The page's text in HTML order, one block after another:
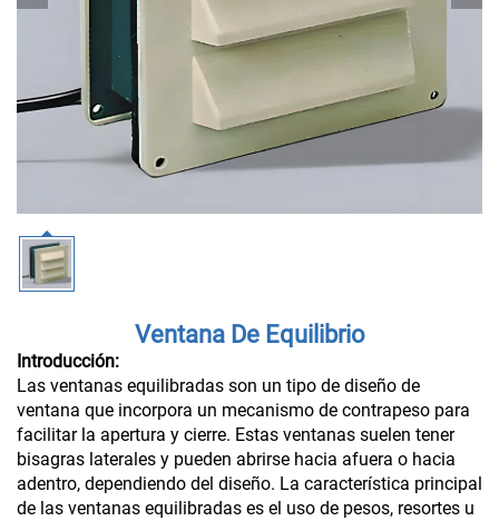
Ventana De Equilibrio
Introducción:
Las ventanas equilibradas son un tipo de diseño de
ventana que incorpora un mecanismo de contrapeso para
facilitar la apertura y cierre. Estas ventanas suelen tener
bisagras laterales y pueden abrirse hacia afuera o hacia
adentro, dependiendo del diseño. La característica principal
de las ventanas equilibradas es el uso de pesos, resortes u